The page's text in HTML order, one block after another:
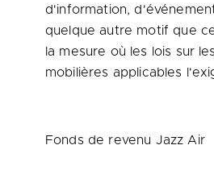
d'information,
quelque autre motif que
la mesure où les lois sur
mobilières applicables
Fonds de revenu Jazz Air